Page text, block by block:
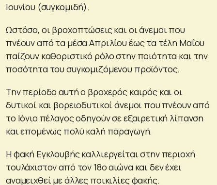
Ιουνίου (συγκομιδή).
Ωστόσο, οι βροχοπτώσεις και οι άνεμοι που
πνέουν από τα μέσα Απριλίου έως τα τέλη Μαΐου
παίζουν καθοριστικό ρόλο στην ποιότητα και την
ποσότητα του συγκομιζόμενου προϊόντος.
Την περίοδο αυτή ο βροχερός καιρός και οι
δυτικοί και βορειοδυτικοί άνεμοι που πνέουν από
το Ιόνιο πέλαγος οδηγούν σε εξαιρετική λίπανση
και επομένως πολύ καλή παραγωγή.
Η φακή Εγκλουβής καλλιεργείται στην περιοχή
τουλάχιστον από τον 18ο αιώνα και δεν έχει
αναμειχθεί με άλλες ποικιλίες φακής.